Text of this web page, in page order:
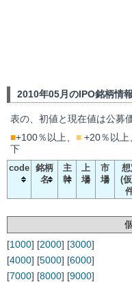
2010年05月のIPO銘柄情
表の、初値と現在値は公募
■+100％以上、 ■ +20％以上
下
code 銘柄
名
主
幹
上
場
市
場
想
(
[1000] [2000] [3000]
[4000] [5000] [6000]
[7000] [8000] [9000]